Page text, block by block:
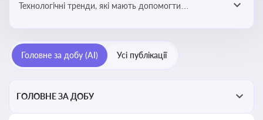
Технологічні тренди, які мають допомогти
ефективність і знизити витрати компаній
Головне за добу (AI) Усі публікації
ГОЛОВНЕ ЗА ДОБУ